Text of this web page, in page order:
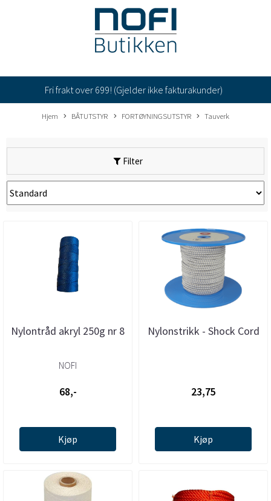
Fri frakt over 699! (Gjelder ikke fakturakunder)
Hjem BÅTUTSTYR FORTØYNINGSUTSTYR Tauverk
Filter
Nylontråd akryl 250g nr 8
NOFI
68,-
Kjøp
Nylonstrikk - Shock Cord
23,75
Kjøp